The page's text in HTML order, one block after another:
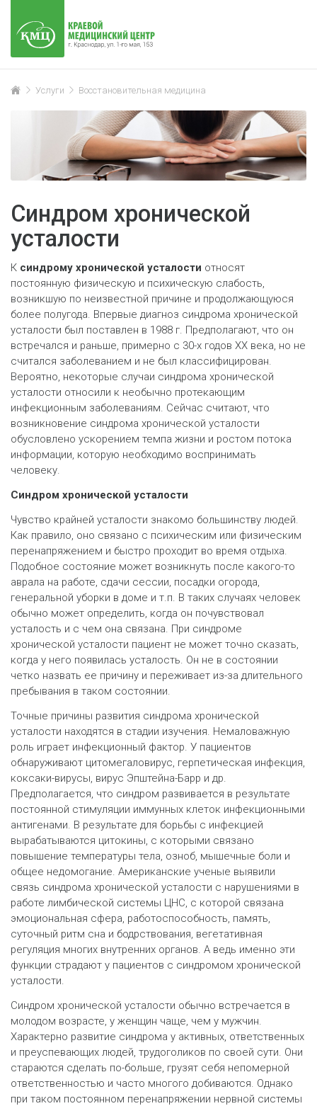
Услуги Восстановительная медицина
Синдром хронической
усталости
К синдрому хронической усталости относят
постоянную физическую и психическую слабость,
возникшую по неизвестной причине и продолжающуюся
более полугода. Впервые диагноз синдрома хронической
усталости был поставлен в 1988 г. Предполагают, что он
встречался и раньше, примерно с 30-х годов XX века, но не
считался заболеванием и не был классифицирован.
Вероятно, некоторые случаи синдрома хронической
усталости относили к необычно протекающим
инфекционным заболеваниям. Сейчас считают, что
возникновение синдрома хронической усталости
обусловлено ускорением темпа жизни и ростом потока
информации, которую необходимо воспринимать
человеку.
Синдром хронической усталости
Чувство крайней усталости знакомо большинству людей.
Как правило, оно связано с психическим или физическим
перенапряжением и быстро проходит во время отдыха.
Подобное состояние может возникнуть после какого-то
аврала на работе, сдачи сессии, посадки огорода,
генеральной уборки в доме и т.п. В таких случаях человек
обычно может определить, когда он почувствовал
усталость и с чем она связана. При синдроме
хронической усталости пациент не может точно сказать,
когда у него появилась усталость. Он не в состоянии
четко назвать ее причину и переживает из-за длительного
пребывания в таком состоянии.
Точные причины развития синдрома хронической
усталости находятся в стадии изучения. Немаловажную
роль играет инфекционный фактор. У пациентов
обнаруживают цитомегаловирус, герпетическая инфекция,
коксаки-вирусы, вирус Эпштейна-Барр и др.
Предполагается, что синдром развивается в результате
постоянной стимуляции иммунных клеток инфекционными
антигенами. В результате для борьбы с инфекцией
вырабатываются цитокины, с которыми связано
повышение температуры тела, озноб, мышечные боли и
общее недомогание. Американские ученые выявили
связь синдрома хронической усталости с нарушениями в
работе лимбической системы ЦНС, с которой связана
эмоциональная сфера, работоспособность, память,
суточный ритм сна и бодрствования, вегетативная
регуляция многих внутренних органов. А ведь именно эти
функции страдают у пациентов с синдромом хронической
усталости.
Синдром хронической усталости обычно встречается в
молодом возрасте, у женщин чаще, чем у мужчин.
Характерно развитие синдрома у активных, ответственных
и преуспевающих людей, трудоголиков по своей сути. Они
стараются сделать по-больше, грузят себя непомерной
ответственностью и часто многого добиваются. Однако
при таком постоянном перенапряжении нервной системы